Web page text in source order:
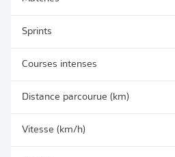
Sprints
Courses intenses
Distance parcourue (km)
Vitesse (km/h)